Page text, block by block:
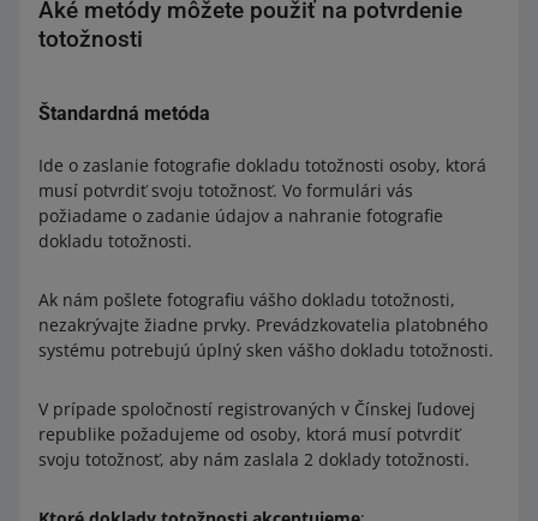
Aké metódy môžete použiť na potvrdenie
totožnosti
Štandardná metóda
Ide o zaslanie fotografie dokladu totožnosti osoby, ktorá
musí potvrdiť svoju totožnosť. Vo formulári vás
požiadame o zadanie údajov a nahranie fotografie
dokladu totožnosti.
Ak nám pošlete fotografiu vášho dokladu totožnosti,
nezakrývajte žiadne prvky. Prevádzkovatelia platobného
systému potrebujú úplný sken vášho dokladu totožnosti.
V prípade spoločností registrovaných v Čínskej ľudovej
republike požadujeme od osoby, ktorá musí potvrdiť
svoju totožnosť, aby nám zaslala 2 doklady totožnosti.